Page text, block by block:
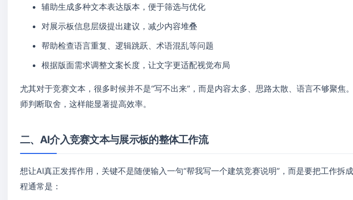
辅助生成多种文本表达版本，便于筛选与优化
对展示板信息层级提出建议，减少内容堆叠
帮助检查语言重复、逻辑跳跃、术语混乱等问题
根据版面需求调整文案长度，让文字更适配视觉布局
尤其对于竞赛文本，很多时候并不是“写不出来”，而是内容太多、思路太散、语言不够聚焦
师判断取舍，这样能显著提高效率。
二、AI介入竞赛文本与展示板的整体工作流
想让AI真正发挥作用，关键不是随便输入一句“帮我写一个建筑竞赛说明”，而是要把工作拆
程通常是：